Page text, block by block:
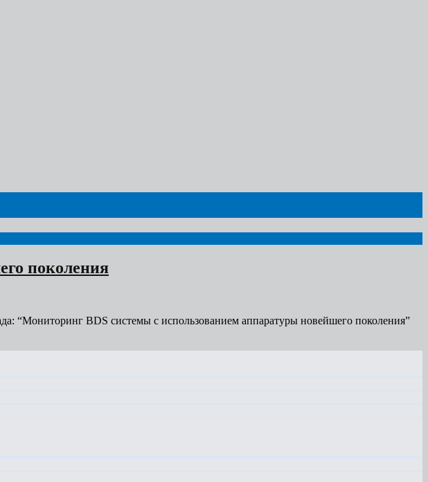
поколения
“Мониторинг BDS системы с использованием аппаратуры новейшего поколения”